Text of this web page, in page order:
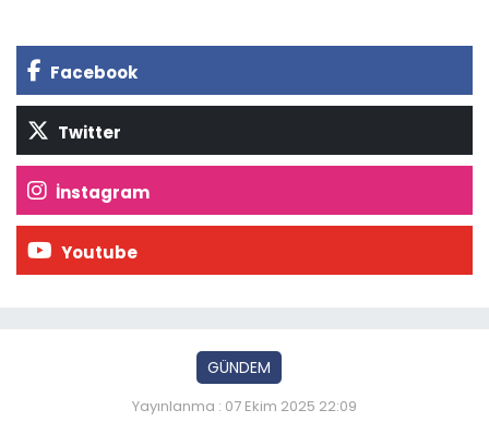
Facebook
Twitter
İnstagram
Youtube
GÜNDEM
Yayınlanma : 07 Ekim 2025 22:09